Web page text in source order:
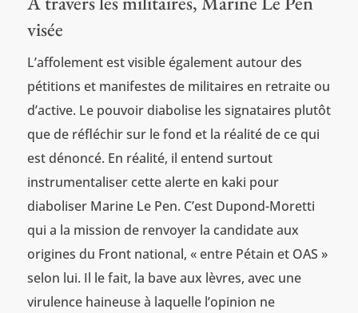
visée
L’affolement est visible également autour des
pétitions et manifestes de militaires en retraite ou
d’active. Le pouvoir diabolise les signataires plutôt
que de réfléchir sur le fond et la réalité de ce qui
est dénoncé. En réalité, il entend surtout
instrumentaliser cette alerte en kaki pour
diaboliser Marine Le Pen. C’est Dupond-Moretti
qui a la mission de renvoyer la candidate aux
origines du Front national, « entre Pétain et OAS »
selon lui. Il le fait, la bave aux lèvres, avec une
virulence haineuse à laquelle l’opinion ne